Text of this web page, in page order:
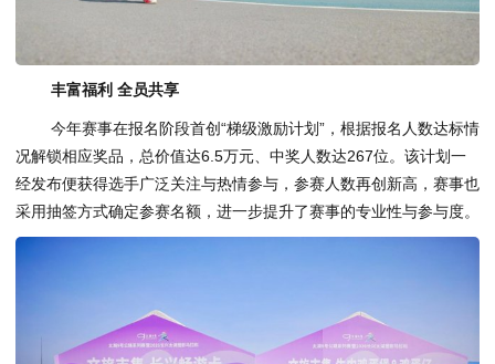
丰富福利 全员共享
今年赛事在报名阶段首创“梯级激励计划”，根据报名人数达标情
况解锁相应奖品，总价值达6.5万元、中奖人数达267位。该计划一
经发布便获得选手广泛关注与热情参与，参赛人数再创新高，赛事也
采用抽签方式确定参赛名额，进一步提升了赛事的专业性与参与度。